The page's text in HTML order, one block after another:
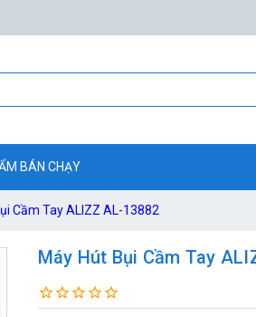
BÁN CHẠY
Cầm Tay ALIZZ AL-13882
Máy Hút Bụi Cầm Tay